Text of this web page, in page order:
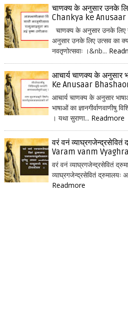
चाणक्य के अनुसार उनके
Chankya ke
चाणक्य के अनुसार उनके लिए
अनुसार उनके लिए उत्सव का
नवतृणोत्सवाः ।&nb...
आचार्य चाणक्य के अनुसार
Ke Anusaar
आचार्य चाणक्य के अनुसार
भाषाओं का ज्ञानगीर्वाणवाणीषु
। यथा सुराणा... Readmore
वरं वनं व्याघ्रगजेन्द्रसेवितं
Varam vanm
वरं वनं व्याघ्रगजेन्द्रसेवितं
व्याघ्रगजेन्द्रसेवितं द्रुमालयः
Readmore